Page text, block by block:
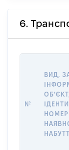
6.
№
ВИД,
НОМЕР